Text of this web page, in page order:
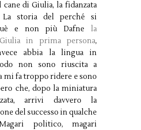
cane di Giulia, la fidanzata
La storia del perché si
e non più Dafne la
in prima persona,
abbia la lingua in
non sono riuscita a
mi fa troppo ridere e sono
che, dopo la miniatura
arrivi davvero la
del successo in qualche
politico, magari